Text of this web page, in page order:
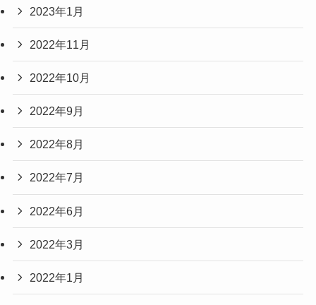
2023年1月
2022年11月
2022年10月
2022年9月
2022年8月
2022年7月
2022年6月
2022年3月
2022年1月